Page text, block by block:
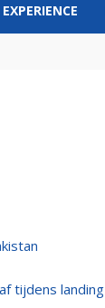
tijdens landing